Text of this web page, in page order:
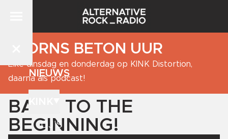
NIEUWS
DJ'S
BJORNS BETON UUR
Elke dinsdag en donderdag op KINK Distortion,
daarna als podcast!
BACK TO THE
BEGINNING!